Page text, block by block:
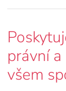
právní
všem